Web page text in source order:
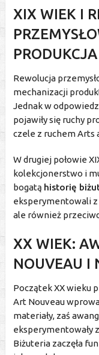
XIX WIEK I
Rewolucja
mechanizacji
Jednak w
pojawiły się ruchy
czele z ruchem Arts
W drugiej połowie
kolekcjonerstwo i
bogatą historię
eksperymentowali
ale również
XX WIEK:
NOUVEAU I
Początek XX wieku
Art Nouveau
materiały, zaś
eksperymentowały
Biżuteria zaczęła